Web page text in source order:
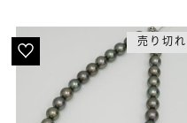
売り切れ